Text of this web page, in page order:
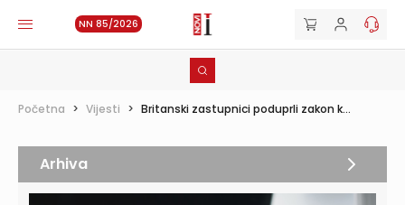
NN 85/2026
Početna > Vijesti > Britanski zastupnici poduprli zakon k...
Arhiva